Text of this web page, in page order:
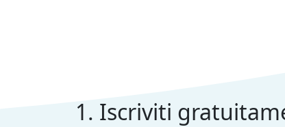
1. Iscriviti